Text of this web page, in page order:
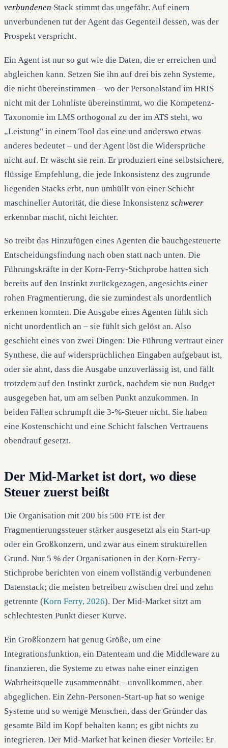
verbundenen Stack stimmt das ungefähr. Auf einem
unverbundenen tut der Agent das Gegenteil dessen, was der
Prospekt verspricht.
Ein Agent ist nur so gut wie die Daten, die er erreichen und
abgleichen kann. Setzen Sie ihn auf drei bis zehn Systeme,
die nicht übereinstimmen – wo der Personalstand im HRIS
nicht mit der Lohnliste übereinstimmt, wo die Kompetenz-
Taxonomie im LMS orthogonal zu der im ATS steht, wo
„Leistung" in einem Tool das eine und anderswo etwas
anderes bedeutet – und der Agent löst die Widersprüche
nicht auf. Er wäscht sie rein. Er produziert eine selbstsichere,
flüssige Empfehlung, die jede Inkonsistenz des zugrunde
liegenden Stacks erbt, nun umhüllt von einer Schicht
maschineller Autorität, die diese Inkonsistenz schwerer
erkennbar macht, nicht leichter.
So treibt das Hinzufügen eines Agenten die bauchgesteuerte
Entscheidungsfindung nach oben statt nach unten. Die
Führungskräfte in der Korn-Ferry-Stichprobe hatten sich
bereits auf den Instinkt zurückgezogen, angesichts einer
rohen Fragmentierung, die sie zumindest als unordentlich
erkennen konnten. Die Ausgabe eines Agenten fühlt sich
nicht unordentlich an – sie fühlt sich gelöst an. Also
geschieht eines von zwei Dingen: Die Führung vertraut einer
Synthese, die auf widersprüchlichen Eingaben aufgebaut ist,
oder sie ahnt, dass die Ausgabe unzuverlässig ist, und fällt
trotzdem auf den Instinkt zurück, nachdem sie nun Budget
ausgegeben hat, um am selben Punkt anzukommen. In
beiden Fällen schrumpft die 3-%-Steuer nicht. Sie haben
eine Kostenschicht und eine Schicht falschen Vertrauens
obendrauf gesetzt.
Der Mid-Market ist dort, wo diese
Steuer zuerst beißt
Die Organisation mit 200 bis 500 FTE ist der
Fragmentierungssteuer stärker ausgesetzt als ein Start-up
oder ein Großkonzern, und zwar aus einem strukturellen
Grund. Nur 5 % der Organisationen in der Korn-Ferry-
Stichprobe berichten von einem vollständig verbundenen
Datenstack; die meisten betreiben zwischen drei und zehn
getrennte (Korn Ferry, 2026). Der Mid-Market sitzt am
schlechtesten Punkt dieser Kurve.
Ein Großkonzern hat genug Größe, um eine
Integrationsfunktion, ein Datenteam und die Middleware zu
finanzieren, die Systeme zu etwas nahe einer einzigen
Wahrheitsquelle zusammennäht – unvollkommen, aber
abgeglichen. Ein Zehn-Personen-Start-up hat so wenige
Systeme und so wenige Menschen, dass der Gründer das
gesamte Bild im Kopf behalten kann; es gibt nichts zu
integrieren. Der Mid-Market hat keinen dieser Vorteile: Er